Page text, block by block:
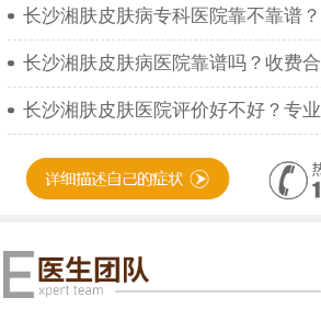
长沙湘肤皮肤病专科医院靠不靠谱
长沙湘肤皮肤病医院靠谱吗？收费
长沙湘肤皮肤医院评价好不好？专